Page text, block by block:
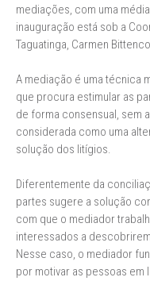
mediações, com uma
inauguração está sob a
Taguatinga, Carmen
A mediação é uma técnica
que procura estimular as
de forma consensual, sem
considerada como uma
solução dos litígios.
Diferentemente da
partes sugere a solução
com que o mediador
interessados a
Nesse caso, o mediador
por motivar as pessoas